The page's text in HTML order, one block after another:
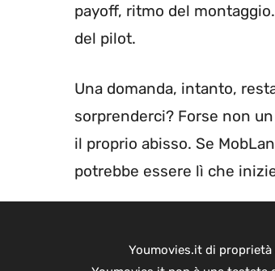
payoff, ritmo del
del pilot.
Una domanda, intanto,
sorprenderci? Forse non
il proprio abisso. Se
potrebbe essere lì che
Youmovies.it di proprietà